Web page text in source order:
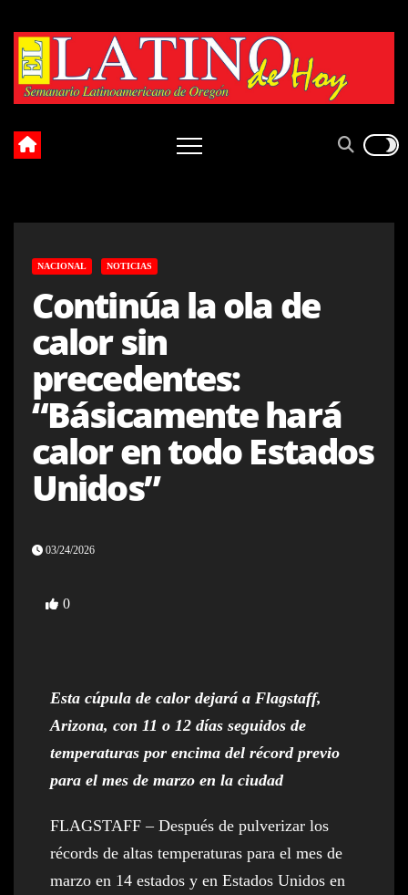
content
NACIONAL NOTICIAS
Continúa la ola de
calor sin
precedentes:
“Básicamente hará
calor en todo Estados
Unidos”
03/24/2026
0
Esta cúpula de calor dejará a Flagstaff,
Arizona, con 11 o 12 días seguidos de
temperaturas por encima del récord previo
para el mes de marzo en la ciudad
FLAGSTAFF – Después de pulverizar los
récords de altas temperaturas para el mes de
marzo en 14 estados y en Estados Unidos en